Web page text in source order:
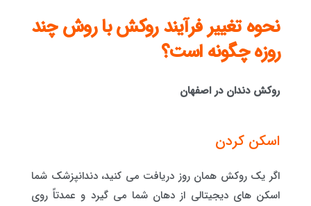
نحوه تغییر فرآیند روکش با روش چند
روزه چگونه است؟
روکش دندان در اصفهان
اسکن کردن
اگر یک روکش همان روز دریافت می کنید، دندانپزشک شما
اسکن های دیجیتالی از دهان شما می گیرد و عمدتاً روی